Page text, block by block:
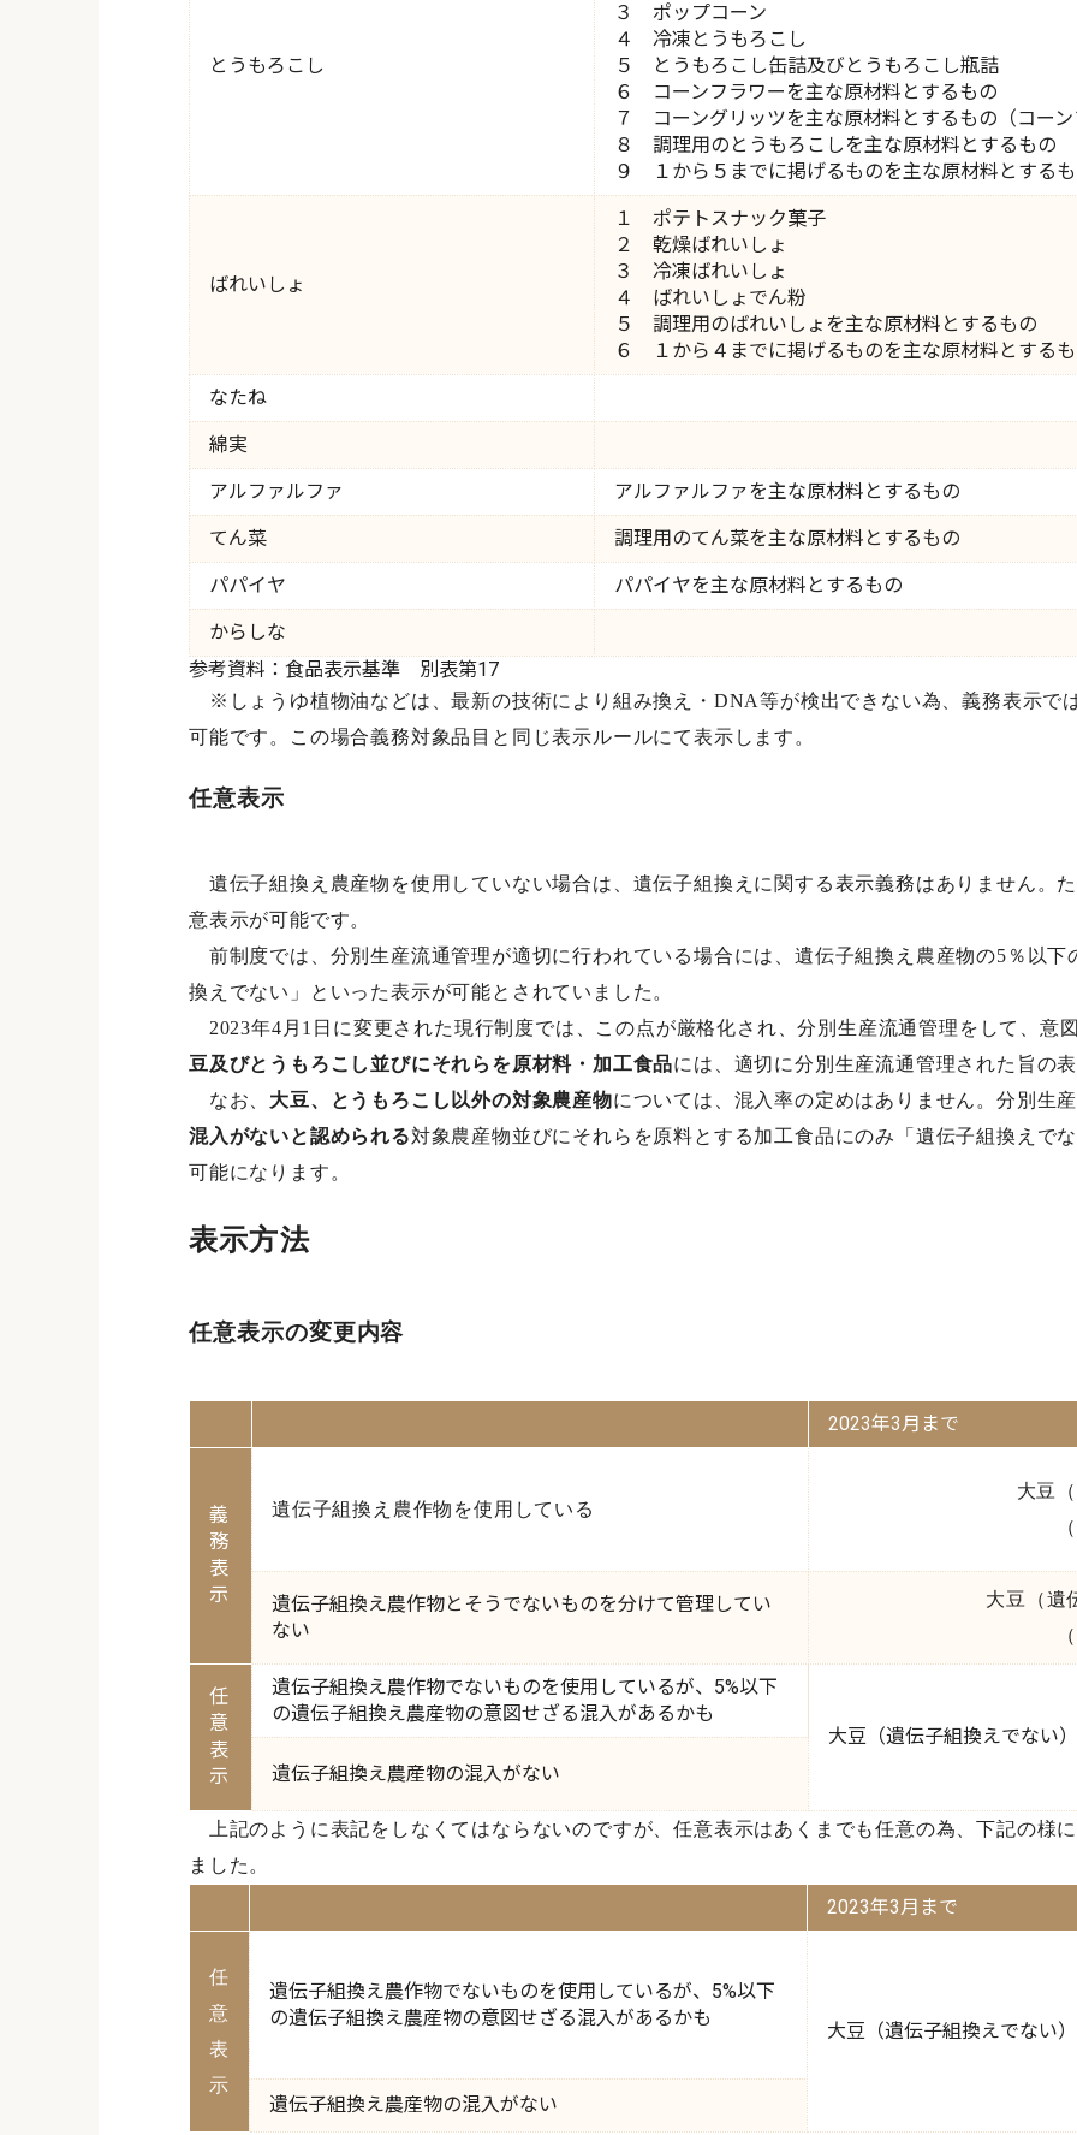
とうもろこし
３ ポップコーン
４ 冷凍とうもろこし
５ とうもろこし缶詰及びとうもろこし瓶詰
６ コーンフラワーを主な原材料とするもの
７ コーングリッツを主な原材料とするもの（コー
８ 調理用のとうもろこしを主な原材料とするもの
９ １から５までに掲げるものを主な原材料とする
ばれいしょ
１ ポテトスナック菓子
２ 乾燥ばれいしょ
３ 冷凍ばれいしょ
４ ばれいしょでん粉
５ 調理用のばれいしょを主な原材料とするもの
６ １から４までに掲げるものを主な原材料とする
なたね
綿実
アルファルファ アルファルファを主な原材料とするもの
てん菜 調理用のてん菜を主な原材料とするもの
パパイヤ パパイヤを主な原材料とするもの
からしな
参考資料：食品表示基準 別表第17
※しょうゆ植物油などは、最新の技術により組み換え・DNA等が検出できない為、義務表示で
可能です。この場合義務対象品目と同じ表示ルールにて表示します。
任意表示
遺伝子組換え農産物を使用していない場合は、遺伝子組換えに関する表示義務はありません。
意表示が可能です。
前制度では、分別生産流通管理が適切に行われている場合には、遺伝子組換え農産物の5％以下
換えでない」といった表示が可能とされていました。
2023年4月1日に変更された現行制度では、この点が厳格化され、分別生産流通管理をして、意
豆及びとうもろこし並びにそれらを原材料・加工食品には、適切に分別生産流通管理された旨の
なお、 大豆、とうもろこし以外の対象農産物については、混入率の定めはありません。分別生
混入がないと認められる対象農産物並びにそれらを原料とする加工食品にのみ「遺伝子組換えで
可能になります。
表示方法
任意表示の変更内容
2023年3月まで
義
務
表
示
遺伝子組換え農作物を使用している
大豆
遺伝子組換え農作物とそうでないものを分けて管理してい
ない
大豆（遺
任
意
表
示
遺伝子組換え農作物でないものを使用しているが、5%以下
の遺伝子組換え農産物の意図せざる混入があるかも
大豆（遺伝子組換えでない）
遺伝子組換え農産物の混入がない
上記のように表記をしなくてはならないのですが、任意表示はあくまでも任意の為、下記の様
ました。
2023年3月まで
任
意
表
示
遺伝子組換え農作物でないものを使用しているが、5%以下
の遺伝子組換え農産物の意図せざる混入があるかも
大豆（遺伝子組換えでない）
遺伝子組換え農産物の混入がない